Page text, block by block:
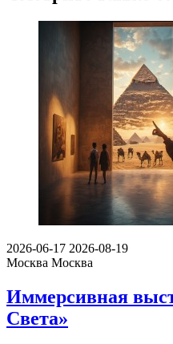
2026-06-17 2026-08-19
Москва Москва
Иммерсивная
Света»